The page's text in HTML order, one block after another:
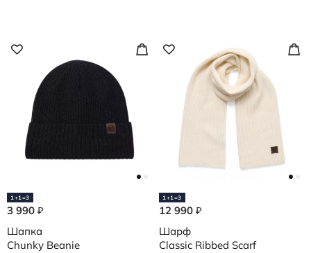
1+1=3
3 990 ₽
Шапка
Chunky Beanie
1+1=3
12 990 ₽
Шарф
Classic Ribbed Scarf